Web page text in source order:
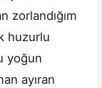
zorlandığım
huzurlu
yoğun
ayıran